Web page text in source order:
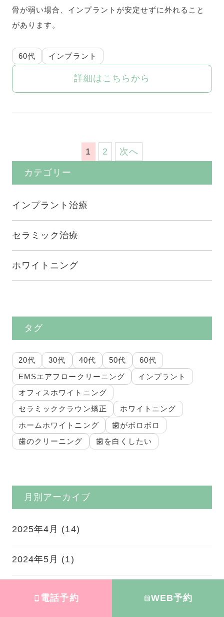
骨が弱い場合、インプラントが安定せずに外れること
があります。
60代 インプラント
詳細はこちらから
の
ペ
ー
ジ
1 2 次へ
カテゴリー
インプラント治療
セラミック治療
ホワイトニング
タグ
20代 30代 40代 50代
60代
EMSエアフロークリーニング
インプラント
オフィスホワイトニング
セラミッククラウン矯正
ホワイトニング
ホームホワイトニング
歯がボロボロ
歯のクリーニング
歯を白くしたい
月別アーカイブ
2025年4月 (14)
2024年5月 (1)
電話予約 WEB予約